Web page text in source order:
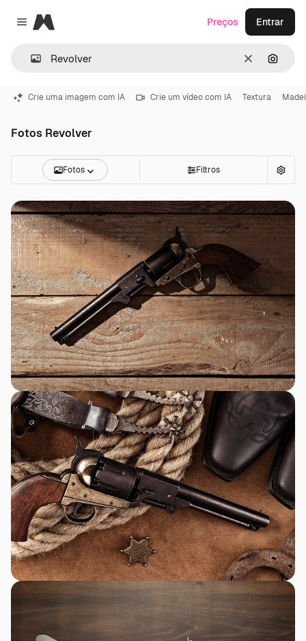
Close menu
Magnific
Limpar
Preços Entrar
Crie uma imagem com IA Crie um vídeo com IA Textura
Fotos Revolver
Fotos Filtros